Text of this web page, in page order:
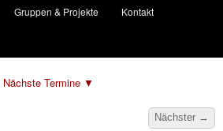
Gruppen & Projekte Kontakt
Nächste Termine ▼
Nächster →